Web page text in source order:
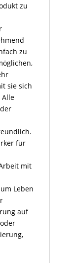
zu
zu
sie sich
für
mit
Leben
auf